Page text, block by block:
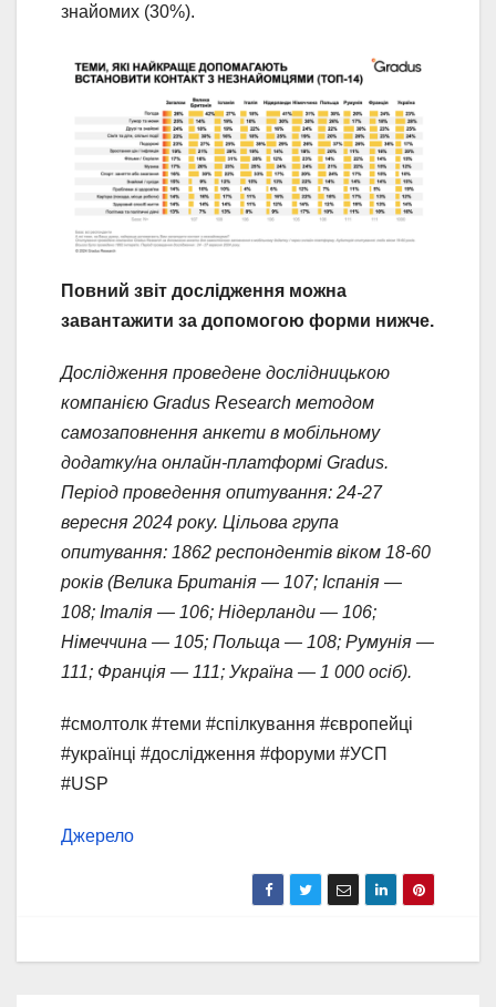
знайомих (30%).
Повний звіт дослідження можна
завантажити за допомогою форми нижче.
Дослідження проведене дослідницькою
компанією Gradus Research методом
самозаповнення анкети в мобільному
додатку/на онлайн-платформі Gradus.
Період проведення опитування: 24-27
вересня 2024 року. Цільова група
опитування: 1862 респондентів віком 18-60
років (Велика Британія — 107; Іспанія —
108; Італія — 106; Нідерланди — 106;
Німеччина — 105; Польща — 108; Румунія —
111; Франція — 111; Україна — 1 000 осіб).
#смолтолк #теми #спілкування #європейці
#українці #дослідження #форуми #УСП
#USP
Джерело